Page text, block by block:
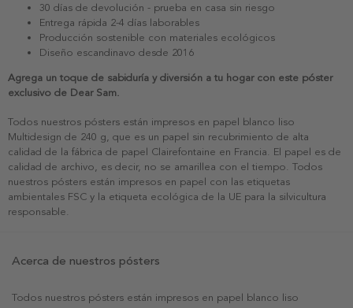
30 días de devolución - prueba en casa sin riesgo
Entrega rápida 2-4 días laborables
Producción sostenible con materiales ecológicos
Diseño escandinavo desde 2016
Agrega un toque de sabiduría y diversión a tu hogar con este póster
exclusivo de Dear Sam.
Todos nuestros pósters están impresos en papel blanco liso
Multidesign de 240 g, que es un papel sin recubrimiento de alta
calidad de la fábrica de papel Clairefontaine en Francia. El papel es de
calidad de archivo, es decir, no se amarillea con el tiempo. Todos
nuestros pósters están impresos en papel con las etiquetas
ambientales FSC y la etiqueta ecológica de la UE para la silvicultura
responsable.
Acerca de nuestros pósters
Todos nuestros pósters están impresos en papel blanco liso